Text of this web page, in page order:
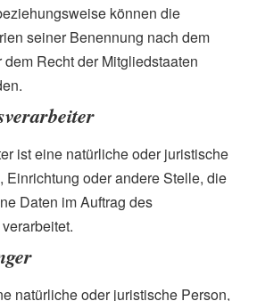
können die
seiner Benennung nach dem
Recht der Mitgliedstaaten
ist eine natürliche oder juristische
Einrichtung oder andere Stelle, die
Daten im Auftrag des
natürliche oder juristische Person,